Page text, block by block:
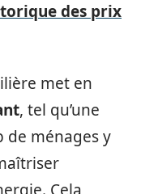
des prix
met en
, tel qu’une
de ménages y
Cela